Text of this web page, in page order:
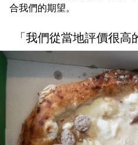
合我們的期望。
「我們從當地評價很高